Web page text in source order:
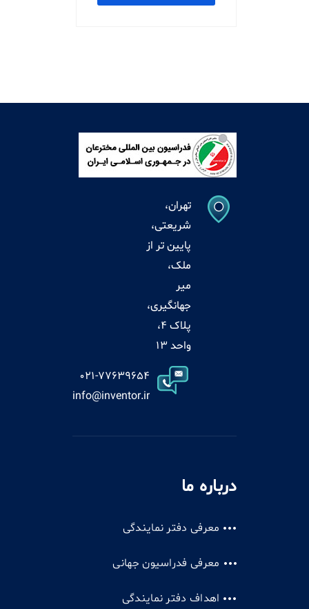
تهران،
شریعتی،
پایین تر از
ملک،
میر
جهانگیری،
پلاک 4،
واحد 13
021-77639654
info@inventor.ir
درباره ما
معرفی دفتر نمایندگی
معرفی فدراسیون جهانی
اهداف دفتر نمایندگی